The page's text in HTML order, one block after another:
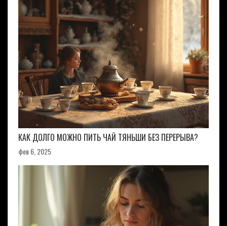
КАК ДОЛГО МОЖНО ПИТЬ ЧАЙ ТЯНЬШИ БЕЗ ПЕРЕРЫВА?
фев 6, 2025